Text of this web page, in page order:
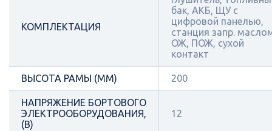
КОМПЛЕКТАЦИЯ
бак, АКБ, ЩУ с
цифровой панелью,
станция запр.
ОЖ, ПОЖ, сухой
контакт
ВЫСОТА РАМЫ (ММ) 200
НАПРЯЖЕНИЕ БОРТОВОГО
ЭЛЕКТРООБОРУДОВАНИЯ,
(В)
12